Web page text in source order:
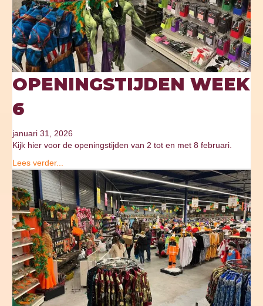
OPENINGSTIJDEN WEEK
6
januari 31, 2026
Kijk hier voor de openingstijden van 2 tot en met 8 februari.
Lees verder...